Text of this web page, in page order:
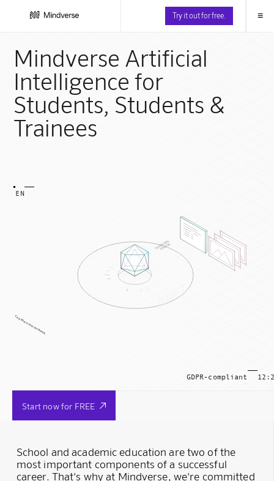
Try it out for free. ≡
Mindverse Artificial
Intelligence for
Students, Students &
Trainees
EN
Create new content
contents
create
GDPR-compliant
Start now for FREE 
School and academic education are two of the
most important components of a successful
career. That's why at Mindverse, we're committed